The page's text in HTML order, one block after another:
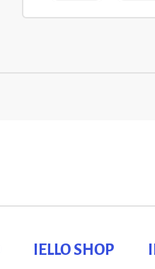
IELLO SHOP